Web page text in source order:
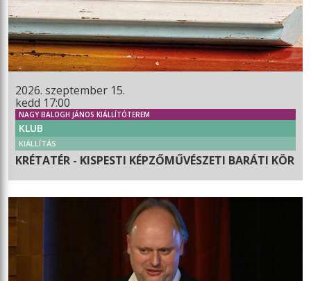
2026. szeptember 15.
kedd 17:00
NAGY BALOGH JÁNOS KIÁLLÍTÓTEREM
KLUB
KIÁLLÍTÁS
KRÉTATÉR - KISPESTI KÉPZŐMŰVÉSZETI BARÁTI KÖR